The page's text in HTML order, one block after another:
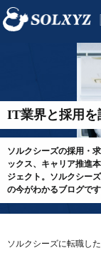
IT業界と採用を
ソルクシーズの採用・
ックス、キャリア推進
ジェクト。ソルクシー
の今がわかるブログです
ソルクシーズに転職し